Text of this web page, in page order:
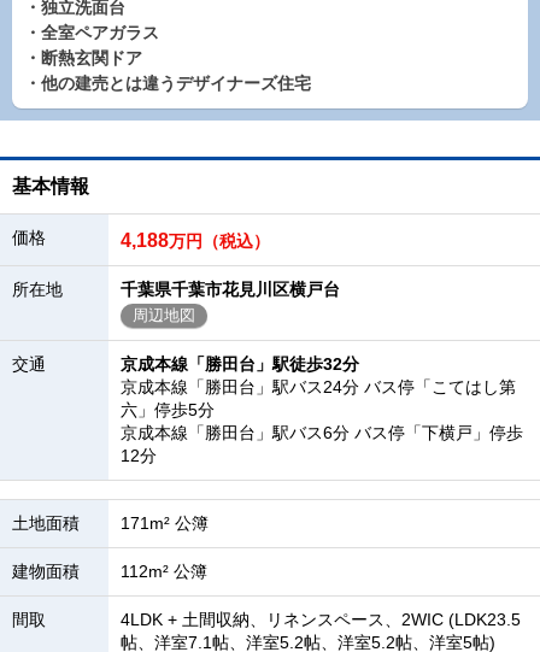
・独立洗面台
・全室ペアガラス
・断熱玄関ドア
・他の建売とは違うデザイナーズ住宅
基本情報
価格 4,188万円（税込）
所在地 千葉県千葉市花見川区横戸台
周辺地図
交通
京成本線「勝田台」駅徒歩32分
京成本線「勝田台」駅バス24分 バス停「こてはし第
六」停歩5分
京成本線「勝田台」駅バス6分 バス停「下横戸」停歩
12分
土地面積 171m² 公簿
建物面積 112m² 公簿
間取
4LDK + 土間収納、リネンスペース、2WIC (LDK23.5
帖、洋室7.1帖、洋室5.2帖、洋室5.2帖、洋室5帖)